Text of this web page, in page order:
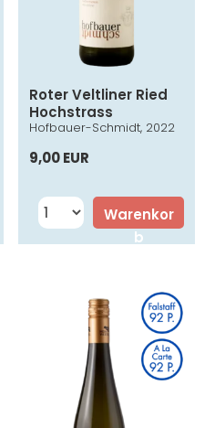
Roter Veltliner Ried
Hochstrass
Hofbauer-Schmidt, 2022
9,00 EUR
Warenkor
b